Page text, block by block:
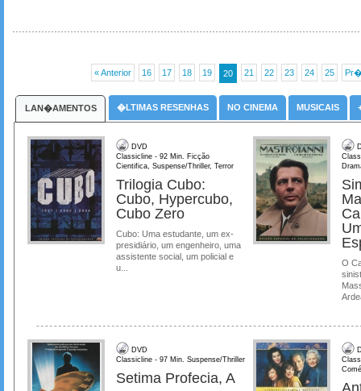
« Anterior 16 17 18 19 20 21 22 23 24 25
LAN�AMENTOS �LTIMAS RESENHAS NO CINEMA MUSICAIS
DVD
Classicline - 92 Min. Ficção
Cientifica, Suspense/Thriller, Terror
Trilogia Cubo:
Cubo, Hypercubo,
Cubo Zero
Cubo: Uma estudante, um ex-
presidiário, um engenheiro, uma
assistente social, um policial e
u...
O
DVD
Classicline - 97 Min. Suspense/Thriller
Setima Profecia, A